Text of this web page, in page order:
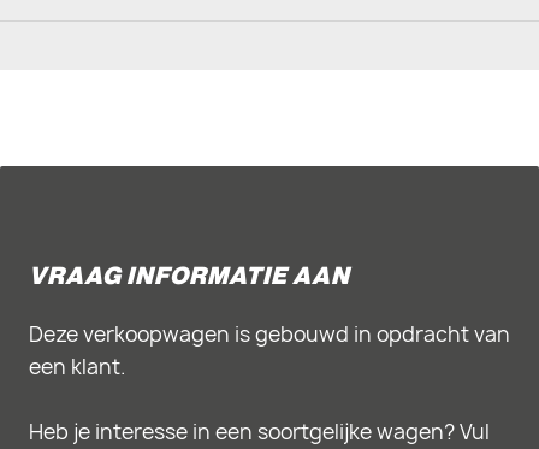
VRAAG INFORMATIE AAN
Deze verkoopwagen is gebouwd in opdracht van
een klant.
Heb je interesse in een soortgelijke wagen? Vul